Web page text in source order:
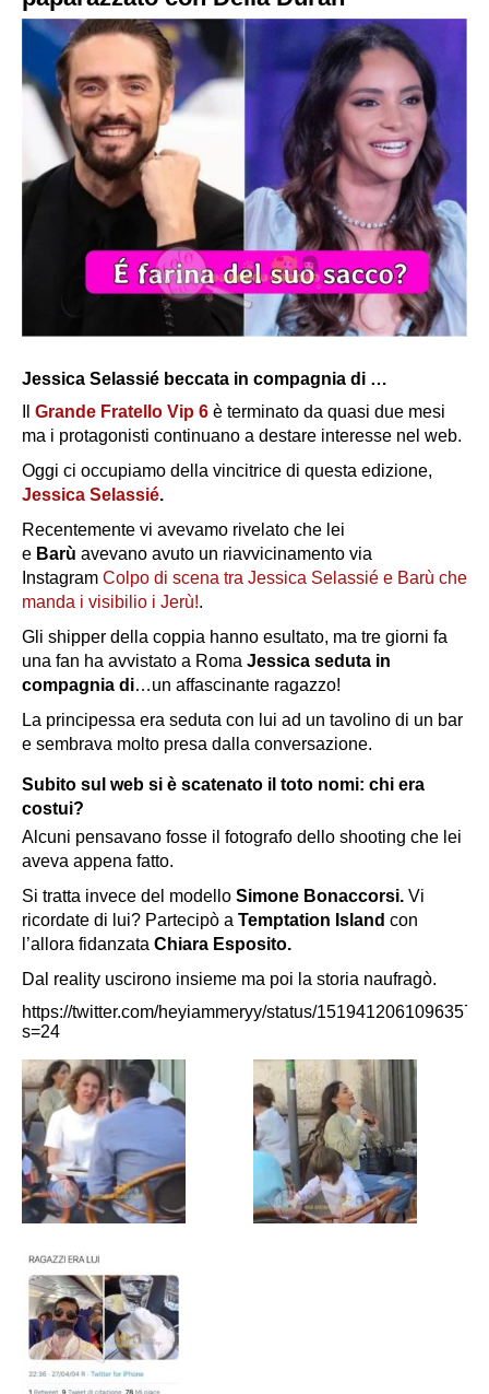
Jessica Selassié beccata in compagnia di …
Grande Fratello Vip 6 è terminato da quasi due mesi
ma i protagonisti continuano a destare interesse nel web.
Oggi ci occupiamo della vincitrice di questa edizione,
Jessica Selassié.
Recentemente vi avevamo rivelato che lei
e Barù avevano avuto un riavvicinamento via
Instagram Colpo di scena tra Jessica Selassié e Barù che
manda i visibilio i Jerù!.
Gli shipper della coppia hanno esultato, ma tre giorni fa
una fan ha avvistato a Roma Jessica seduta in
compagnia di…un affascinante ragazzo!
La principessa era seduta con lui ad un tavolino di un bar
e sembrava molto presa dalla conversazione.
Subito sul web si è scatenato il toto nomi: chi era
costui?
Alcuni pensavano fosse il fotografo dello shooting che lei
aveva appena fatto.
Si tratta invece del modello Simone Bonaccorsi. Vi
ricordate di lui? Partecipò a Temptation Island con
l’allora fidanzata Chiara Esposito.
Dal reality uscirono insieme ma poi la storia naufragò.
https://twitter.com/heyiammeryy/status/
s=24